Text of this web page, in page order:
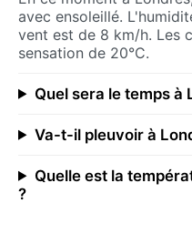
avec ensoleillé.
vent est de 8 km/h. Les
sensation de 20°C.
Quel sera le temps à
Va-t-il pleuvoir à
Quelle est la
?